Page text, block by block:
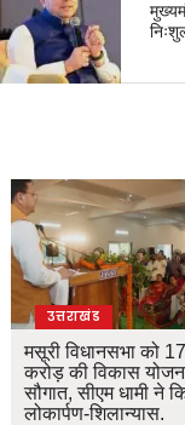
उत्तराखंड
मसूरी विधानसभा को
करोड़ की विकास
सौगात, सीएम धामी ने
लोकार्पण-शिलान्यास.